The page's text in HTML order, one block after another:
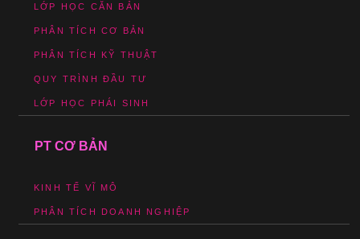
LỚP HỌC CĂN BẢN
PHÂN TÍCH CƠ BẢN
PHÂN TÍCH KỸ THUẬT
QUY TRÌNH ĐẦU TƯ
LỚP HỌC PHÁI SINH
PT CƠ BẢN
KINH TẾ VĨ MÔ
PHÂN TÍCH DOANH NGHIỆP